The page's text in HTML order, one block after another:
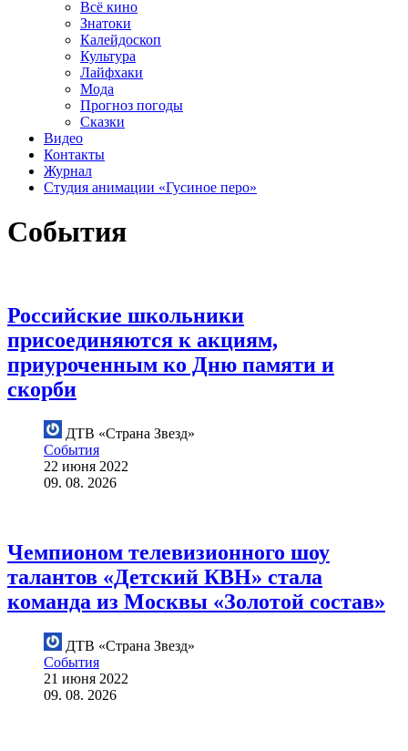
Всё кино
Знатоки
Калейдоскоп
Культура
Лайфхаки
Мода
Прогноз погоды
Сказки
Видео
Контакты
Журнал
Студия анимации «Гусиное перо»
События
Российские школьники
присоединяются к акциям,
приуроченным ко Дню памяти и
скорби
ДТВ «Страна Звезд»
События
22 июня 2022
09. 08. 2026
Чемпионом телевизионного шоу
талантов «Детский КВН» стала
команда из Москвы «Золотой состав»
ДТВ «Страна Звезд»
События
21 июня 2022
09. 08. 2026